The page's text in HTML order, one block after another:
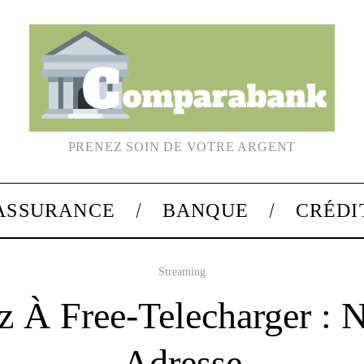
PRENEZ SOIN DE VOTRE ARGENT
BANQUE
Streaming
À Free-Telecharger :